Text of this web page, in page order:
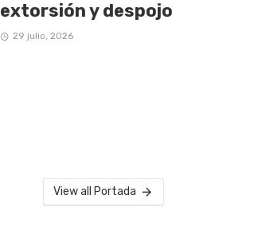
extorsión y despojo
29 julio, 2026
View all Portada